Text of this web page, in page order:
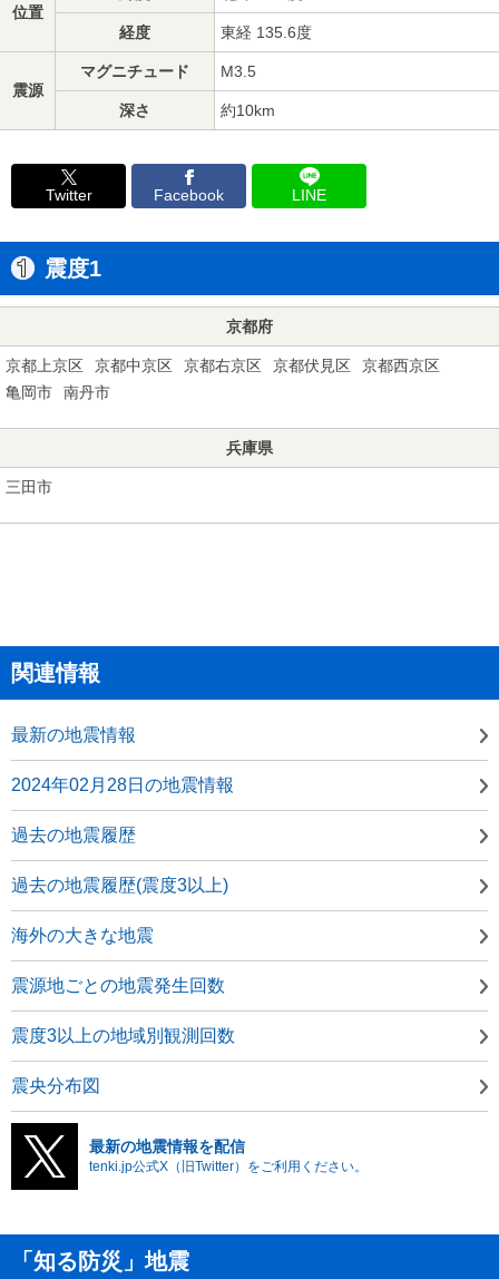
位置
経度 東経 135.6度
震源
マグニチュード M3.5
深さ 約10km
Twitter Facebook LINE
震度1
京都府
京都上京区 京都中京区 京都右京区 京都伏見区
京都西京区
亀岡市
南丹市
兵庫県
三田市
関連情報
最新の地震情報
2024年02月28日の地震情報
過去の地震履歴
過去の地震履歴(震度3以上)
海外の大きな地震
震源地ごとの地震発生回数
震度3以上の地域別観測回数
震央分布図
最新の地震情報を配信
tenki.jp公式X（旧Twitter）をご利用ください。
「知る防災」地震